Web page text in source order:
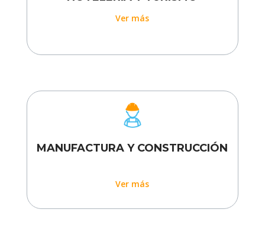
Ver más
MANUFACTURA Y CONSTRUCCIÓN
Ver más